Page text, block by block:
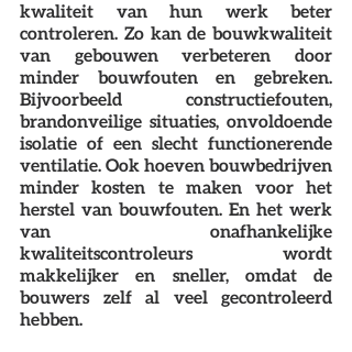
kwaliteit van hun werk beter
controleren. Zo kan de bouwkwaliteit
van gebouwen verbeteren door
minder bouwfouten en gebreken.
Bijvoorbeeld constructiefouten,
brandonveilige situaties, onvoldoende
isolatie of een slecht functionerende
ventilatie. Ook hoeven bouwbedrijven
minder kosten te maken voor het
herstel van bouwfouten. En het werk
van onafhankelijke
kwaliteitscontroleurs wordt
makkelijker en sneller, omdat de
bouwers zelf al veel gecontroleerd
hebben.